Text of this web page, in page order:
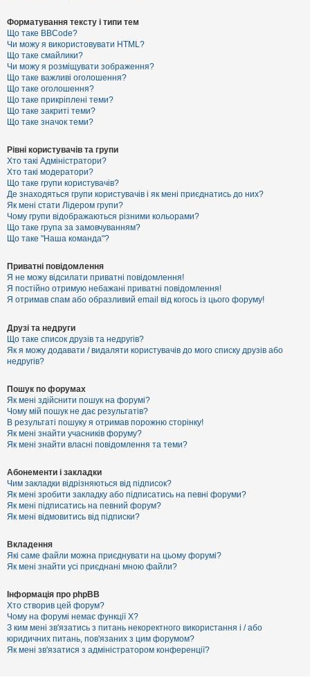
П
о
ш
у
к
Д
о
п
о
г
а
Форматування тексту і типи тем
Що таке BBCode?
Чи можу я використовувати HTML?
Що таке смайлики?
Чи можу я розміщувати зображення?
Що таке важливі оголошення?
Що таке оголошення?
Що таке прикріплені теми?
Що таке закриті теми?
Що таке значок теми?
Рівні користувачів та групи
Хто такі Адміністратори?
Хто такі модератори?
Що таке групи користувачів?
Де знаходяться групи користувачів і як мені приєднатись до них?
Як мені стати Лідером групи?
Чому групи відображаються різними кольорами?
Що таке група за замовчуванням?
Що таке "Наша команда"?
Приватні повідомлення
Я не можу відсилати приватні повідомлення!
Я постійно отримую небажані приватні повідомлення!
Я отримав спам або образливий email від когось із цього форуму!
Друзі та недруги
Що таке список друзів та недругів?
Як я можу додавати / видаляти користувачів до мого списку друзів або
недругів?
Пошук по форумах
Як мені здійснити пошук на форумі?
Чому мій пошук не дає результатів?
В результаті пошуку я отримав порожню сторінку!
Як мені знайти учасників форуму?
Як мені знайти власні повідомлення та теми?
Абонементи і закладки
Чим закладки відрізняються від підписок?
Як мені зробити закладку або підписатись на певні форуми?
Як мені підписатись на певний форум?
Як мені відмовитись від підписки?
Вкладення
Які саме файли можна приєднувати на цьому форумі?
Як мені знайти усі приєднані мною файли?
Інформація про phpBB
Хто створив цей форум?
Чому на форумі немає функції X?
З ким мені зв'язатись з питань некоректного використання і / або
юридичних питань, пов'язаних з цим форумом?
Як мені зв'язатися з адміністратором конференції?